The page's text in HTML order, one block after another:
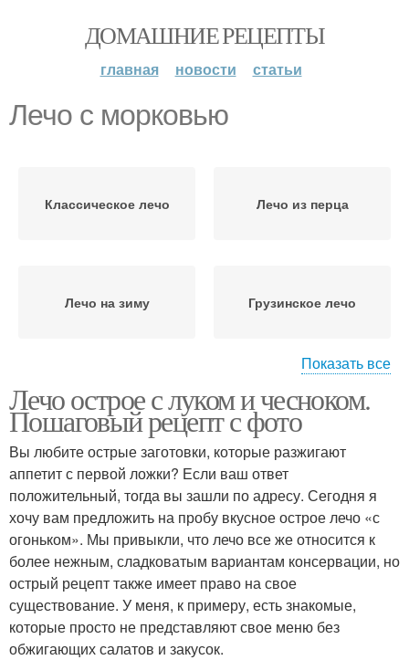
ДОМАШНИЕ РЕЦЕПТЫ
главная новости статьи
Лечо с морковью
Классическое лечо Лечо из перца
Лечо на зиму Грузинское лечо
Лечо с жареным луком Лечо с луком
Вкусное лечо
Лечо из болгарского
перца
Болгарское лечо Лечо с чесноком
Показать все
Лечо острое с луком и чесноком.
Пошаговый рецепт с фото
Вы любите острые заготовки, которые разжигают
аппетит с первой ложки? Если ваш ответ
положительный, тогда вы зашли по адресу. Сегодня я
хочу вам предложить на пробу вкусное острое лечо «с
огоньком». Мы привыкли, что лечо все же относится к
более нежным, сладковатым вариантам консервации, но
острый рецепт также имеет право на свое
существование. У меня, к примеру, есть знакомые,
которые просто не представляют свое меню без
обжигающих салатов и закусок.